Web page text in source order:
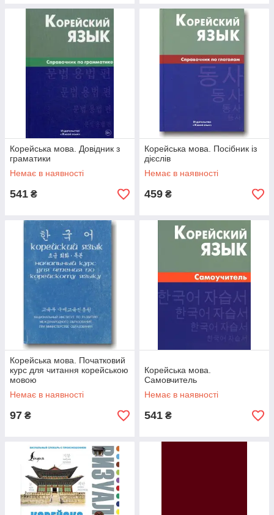
Корейська мова. Довідник з
граматики
Немає в наявності
541 ₴
Корейська мова. Посібник із
дієслів
Немає в наявності
459 ₴
Корейська мова. Початковий
курс для читання корейською
мовою
Немає в наявності
97 ₴
Корейська мова.
Самовчитель
Немає в наявності
541 ₴